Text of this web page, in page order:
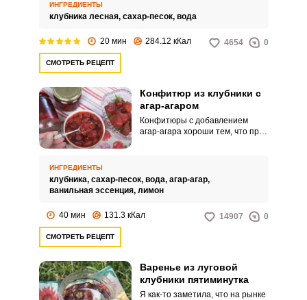
прекрасная начинка для
блинчиков и выпечки.
ИНГРЕДИЕНТЫ
клубника лесная, сахар-песок, вода
20 мин 284.12 кКал 4654 0
СМОТРЕТЬ РЕЦЕПТ
Конфитюр из клубники с
агар-агаром
Конфитюры с добавлением
агар-агара хороши тем, что при
можно добиться густой
текстуры. Предлагаем
конфитюра.
ИНГРЕДИЕНТЫ
клубника, сахар-песок, вода, агар-агар,
ванильная эссенция, лимон
40 мин 131.3 кКал 14907 0
СМОТРЕТЬ РЕЦЕПТ
Варенье из луговой
клубники пятиминутка
Я как-то заметила, что на рынке